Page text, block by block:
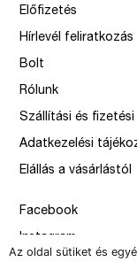
Az oldal sütiket és
Előfizetés
Hírlevél feliratkozás
Bolt
Rólunk
Szállítási és
Adatkezelési
Elállás a vásárlástól
Facebook
Instagram